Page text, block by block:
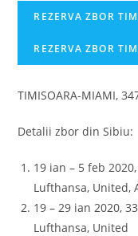
REZERVA ZBOR
REZERVA ZBOR
TIMISOARA-MIAMI,
Detalii zbor din Sibiu:
19 ian – 5 feb
Lufthansa, United,
19 – 29 ian 2020,
Lufthansa, United